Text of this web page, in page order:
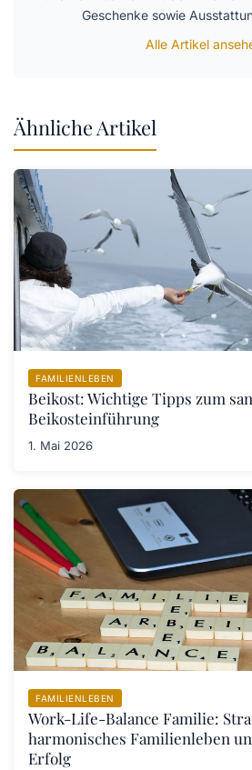
Geschenke sowie
Alle Artikel
Ähnliche Artikel
FAMILIENLEBEN
Beikost: Wichtige Tipps zum
Beikosteinführung
1. Mai 2026
FAMILIENLEBEN
Work-Life-Balance Familie:
harmonisches Familienleben
Erfolg